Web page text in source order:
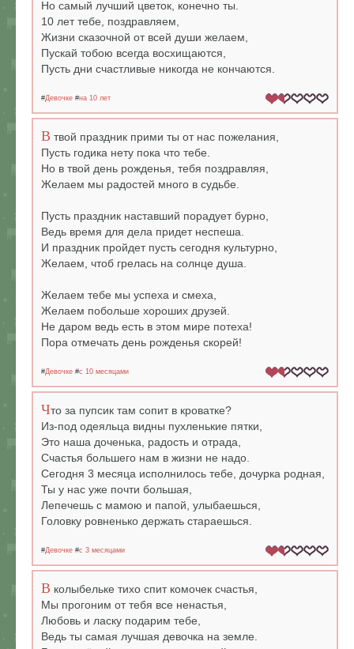
Но самый лучший цветок, конечно ты.
10 лет тебе, поздравляем,
Жизни сказочной от всей души желаем,
Пускай тобою всегда восхищаются,
Пусть дни счастливые никогда не кончаются.
#Девочке #на 10 лет
В твой праздник прими ты от нас пожелания,
Пусть годика нету пока что тебе.
Но в твой день рожденья, тебя поздравляя,
Желаем мы радостей много в судьбе.
Пусть праздник наставший порадует бурно,
Ведь время для дела придет неспеша.
И праздник пройдет пусть сегодня культурно,
Желаем, чтоб грелась на солнце душа.
Желаем тебе мы успеха и смеха,
Желаем побольше хороших друзей.
Не даром ведь есть в этом мире потеха!
Пора отмечать день рожденья скорей!
#Девочке #c 10 месяцами
Что за пупсик там сопит в кроватке?
Из-под одеяльца видны пухленькие пятки,
Это наша доченька, радость и отрада,
Счастья большего нам в жизни не надо.
Сегодня 3 месяца исполнилось тебе, дочурка родная,
Ты у нас уже почти большая,
Лепечешь с мамою и папой, улыбаешься,
Головку ровненько держать стараешься.
#Девочке #c 3 месяцами
В колыбельке тихо спит комочек счастья,
Мы прогоним от тебя все ненастья,
Любовь и ласку подарим тебе,
Ведь ты самая лучшая девочка на земле.